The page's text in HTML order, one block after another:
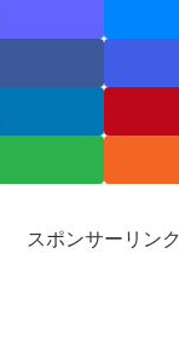
スポンサーリンク